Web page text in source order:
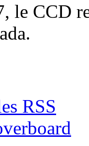
le CCD
RSS